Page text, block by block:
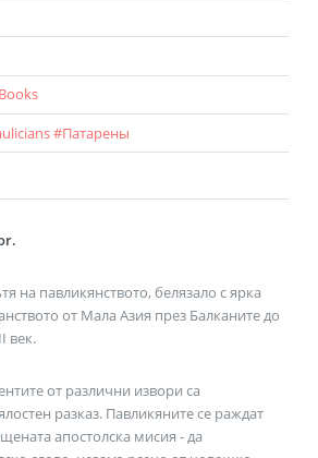
#Патарены
.
на павликянството, белязало с ярка
от Мала Азия през Балканите до
век.
от различни извори са
разказ. Павликяните се раждат
апостолска мисия - да